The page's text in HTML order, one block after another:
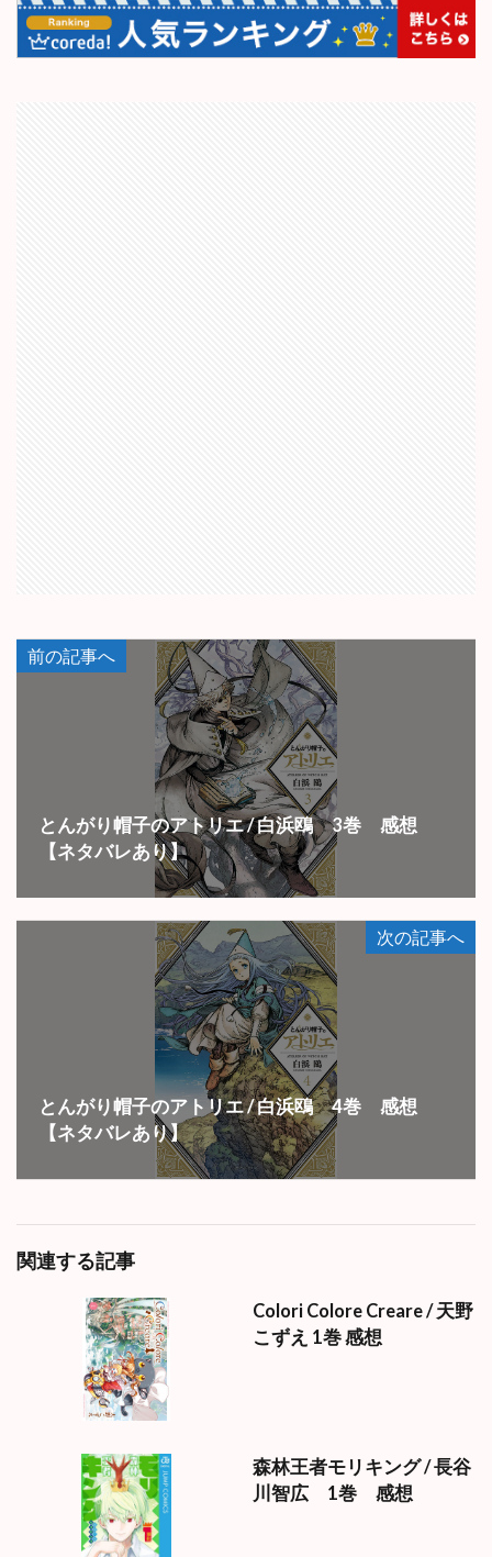
前の記事へ
とんがり帽子のアトリエ / 白浜鴎 3巻 感想
【ネタバレあり】
次の記事へ
とんがり帽子のアトリエ / 白浜鴎 4巻 感想
【ネタバレあり】
関連する記事
Colori Colore Creare / 天野
こずえ 1巻 感想
森林王者モリキング / 長谷
川智広 1巻 感想